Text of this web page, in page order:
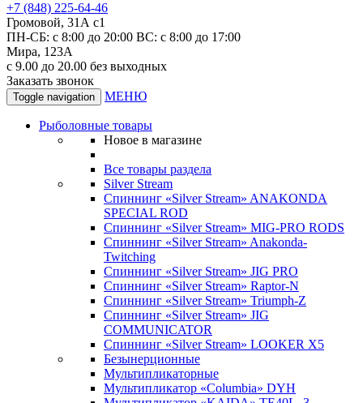
+7 (848) 225-64-46
Громовой, 31А с1
ПН-СБ: с 8:00 до 20:00 ВС: с 8:00 до 17:00
Мира, 123А
с 9.00 до 20.00 без выходных
Заказать звонок
Toggle navigation МЕНЮ
Рыболовные товары
Новое в магазине
Все товары раздела
Silver Stream
Спиннинг «Silver Stream» ANAKONDA
SPECIAL ROD
Спиннинг «Silver Stream» MIG-PRO RODS
Спиннинг «Silver Stream» Anakonda-
Twitching
Спиннинг «Silver Stream» JIG PRO
Спиннинг «Silver Stream» Raptor-N
Спиннинг «Silver Stream» Triumph-Z
Спиннинг «Silver Stream» JIG
COMMUNICATOR
Спиннинг «Silver Stream» LOOKER X5
Безынерционные
Мультипликаторные
Мультипликатор «Columbia» DYH